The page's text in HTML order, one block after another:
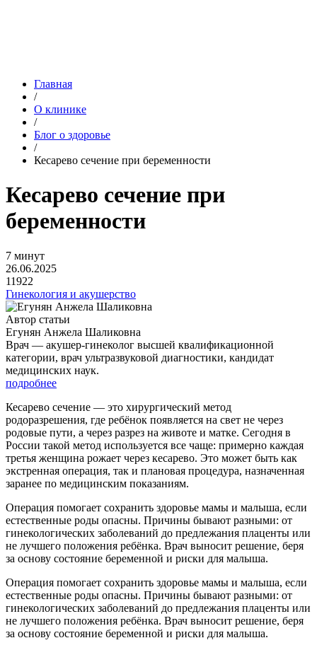
Главная
/
О клинике
/
Блог о здоровье
/
Кесарево сечение при беременности
Кесарево сечение при
беременности
7 минут
26.06.2025
11922
Гинекология и акушерство
Автор статьи
Егунян Анжела Шаликовна
Врач — акушер-гинеколог высшей квалификационной
категории, врач ультразвуковой диагностики, кандидат
медицинских наук.
подробнее
Кесарево сечение — это хирургический метод
родоразрешения, где ребёнок появляется на свет не через
родовые пути, а через разрез на животе и матке. Сегодня в
России такой метод используется все чаще: примерно каждая
третья женщина рожает через кесарево. Это может быть как
экстренная операция, так и плановая процедура, назначенная
заранее по медицинским показаниям.
Операция помогает сохранить здоровье мамы и малыша, если
естественные роды опасны. Причины бывают разными: от
гинекологических заболеваний до предлежания плаценты или
не лучшего положения ребёнка. Врач выносит решение, беря
за основу состояние беременной и риски для малыша.
Операция помогает сохранить здоровье мамы и малыша, если
естественные роды опасны. Причины бывают разными: от
гинекологических заболеваний до предлежания плаценты или
не лучшего положения ребёнка. Врач выносит решение, беря
за основу состояние беременной и риски для малыша.